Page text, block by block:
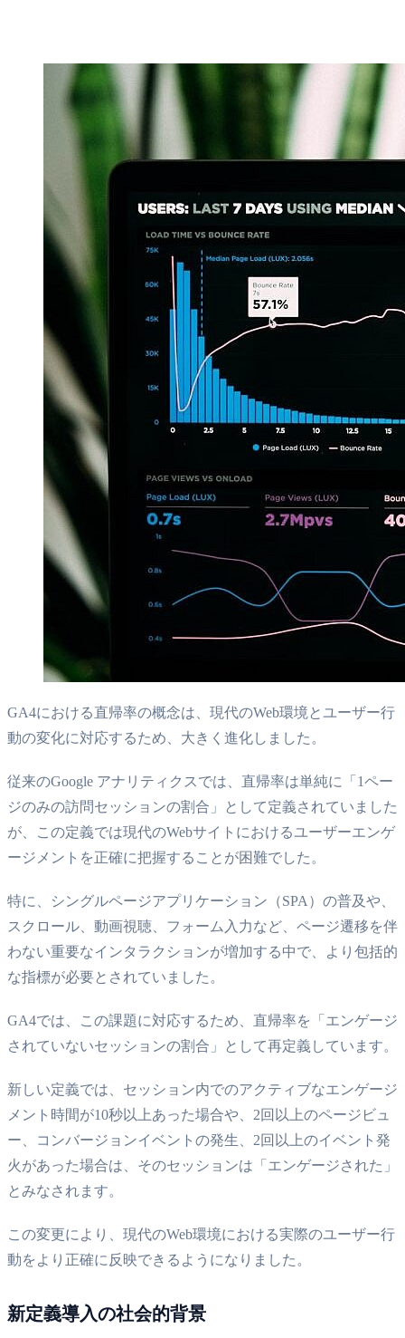
GA4における直帰率の概念は、現代のWeb環境とユーザー行
動の変化に対応するため、大きく進化しました。
従来のGoogle アナリティクスでは、直帰率は単純に「1ペー
ジのみの訪問セッションの割合」として定義されていました
が、この定義では現代のWebサイトにおけるユーザーエンゲ
ージメントを正確に把握することが困難でした。
特に、シングルページアプリケーション（SPA）の普及や、
スクロール、動画視聴、フォーム入力など、ページ遷移を伴
わない重要なインタラクションが増加する中で、より包括的
な指標が必要とされていました。
GA4では、この課題に対応するため、直帰率を「エンゲージ
されていないセッションの割合」として再定義しています。
新しい定義では、セッション内でのアクティブなエンゲージ
メント時間が10秒以上あった場合や、2回以上のページビュ
ー、コンバージョンイベントの発生、2回以上のイベント発
火があった場合は、そのセッションは「エンゲージされた」
とみなされます。
この変更により、現代のWeb環境における実際のユーザー行
動をより正確に反映できるようになりました。
新定義導入の社会的背景